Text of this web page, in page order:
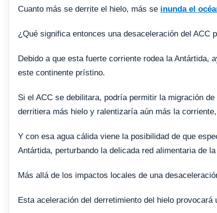
Cuanto más se derrite el hielo, más se inunda el
¿Qué significa entonces una desaceleración del ACC
Debido a que esta fuerte corriente rodea la
este continente prístino.
Si el ACC se debilitara, podría permitir la migración
derritiera más hielo y ralentizaría aún más la
Y con esa agua cálida viene la posibilidad de que
Antártida, perturbando la delicada red alimentaria de
Más allá de los impactos locales de una
Esta aceleración del derretimiento del hielo